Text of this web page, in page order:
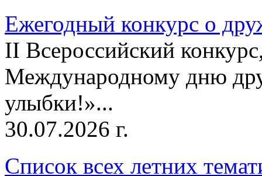
Ежегодный конкурс о
II Всероссийский
Международному дню
улыбки!»...
30.07.2026 г.
Список всех летних